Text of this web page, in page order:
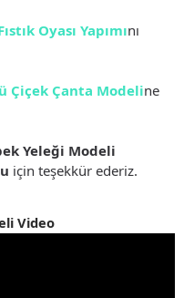
Oyası Yapımını
Çiçek Çanta Modeline
Yeleği Modeli
için teşekkür ederiz.
Video